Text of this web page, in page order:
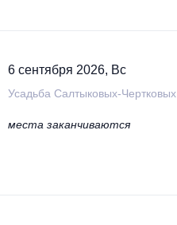
6 сентября 2026, Вс
Усадьба Салтыковых-Чертковых
места заканчиваются